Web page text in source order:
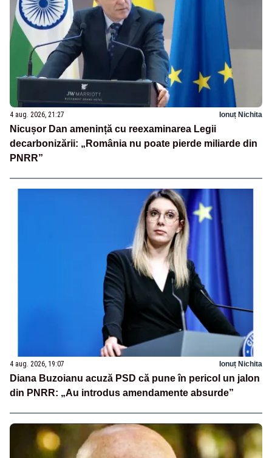
4 aug. 2026, 21:27 Ionuț Nichita
Nicușor Dan amenință cu reexaminarea Legii
decarbonizării: „România nu poate pierde miliarde din
PNRR”
4 aug. 2026, 19:07 Ionuț Nichita
Diana Buzoianu acuză PSD că pune în pericol un jalon
din PNRR: „Au introdus amendamente absurde”